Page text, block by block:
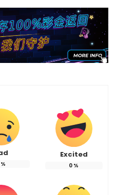
%
Excited
0 %